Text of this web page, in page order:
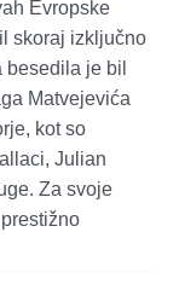
Evropske
skoraj izključno
je bil
Matvejevića
kot so
Julian
Za svoje